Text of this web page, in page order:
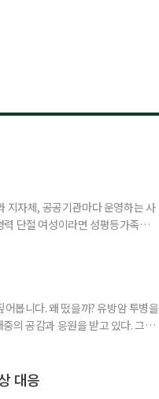
지자체, 공공기관마다 운영하는 사
단절 여성이라면 성평등가족부
사람을 위한 제도다. 개인별 취
봅니다. 왜 떴을까? 유방암 투병을
의 공감과 응원을 받고 있다. 그러
력으로
대응